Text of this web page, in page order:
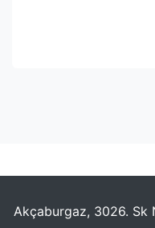
Akçaburgaz, 3026. Sk